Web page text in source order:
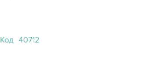
Код 40712